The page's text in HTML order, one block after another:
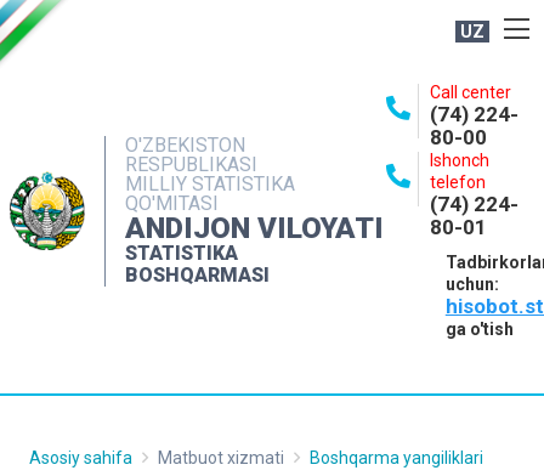
UZ
O'ZBEKISTON
RESPUBLIKASI
MILLIY STATISTIKA
QO'MITASI
ANDIJON VILOYATI
STATISTIKA
BOSHQARMASI
Call center
(74) 224-
80-00
Ishonch
telefon
(74) 224-
80-01
uchun:
ga o'tish
NASHRLAR
INTERAKTIV XIZMATLAR
MATBUOT XIZMATI
MUROJAATLAR
Asosiy sahifa Matbuot xizmati Boshqarma yangiliklari